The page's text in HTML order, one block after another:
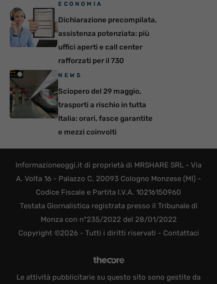
ECONOMIA
Dichiarazione precompilata,
assistenza potenziata: più
uffici aperti e call center
rafforzati per il 730
NEWS
Sciopero del 29 maggio,
trasporti a rischio in tutta
Italia: orari, fasce garantite
e mezzi coinvolti
Informazioneoggi.it di proprietà di MRSHARE SRL - Via
A. Volta 16 - Palazzo C, 20093 Cologno Monzese (MI) -
Codice Fiscale e Partita I.V.A. 10216150960
Testata Giornalistica registrata presso il Tribunale di
Monza con n°235/2022 del 28/01/2022
Copyright ©2026 - Tutti i diritti riservati - Contattaci
Le attività pubblicitarie su questo sito sono gestite da